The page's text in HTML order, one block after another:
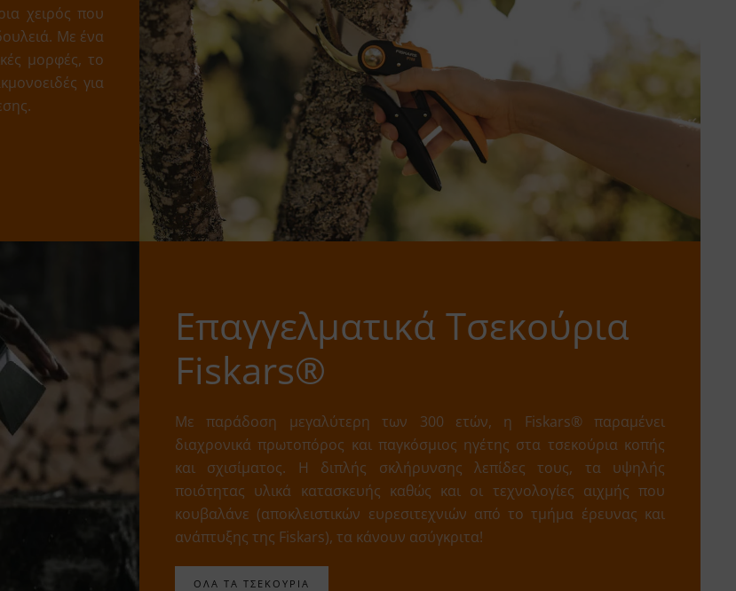
χειρός που
Με ένα
μορφές, το
για
Επαγγελματικά Τσεκούρια
Fiskars®
Με παράδοση μεγαλύτερη των 300 ετών, η Fiskars® παραμένει
διαχρονικά πρωτοπόρος και παγκόσμιος ηγέτης στα τσεκούρια κοπής
και σχισίματος. Η διπλής σκλήρυνσης λεπίδες τους, τα υψηλής
ποιότητας υλικά κατασκευής καθώς και οι τεχνολογίες αιχμής που
κουβαλάνε (αποκλειστικών ευρεσιτεχνιών από το τμήμα έρευνας και
ανάπτυξης της Fiskars), τα κάνουν ασύγκριτα!
ΟΛΑ ΤΑ ΤΣΕΚΟΥΡΙΑ